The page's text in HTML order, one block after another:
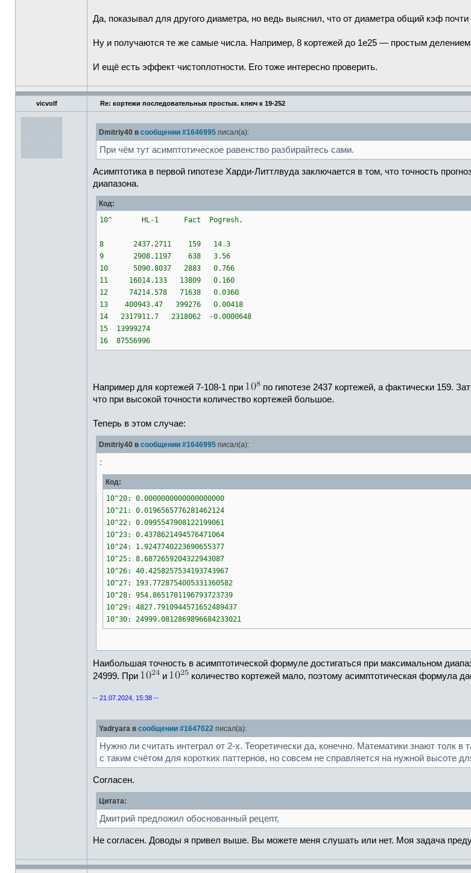
Да, показывал для другого диаметра, но ведь выяснил, что от диаметра общий кэф почти
Ну и получаются те же самые числа. Например, 8 кортежей до 1е25 — простым делением
И ещё есть эффект чистоплотности. Его тоже интересно проверить.
vicvolf Re: кортежи последовательных простых. ключ к 19-252
Dmitriy40 в сообщении #1646995 писал(а):
При чём тут асимптотическое равенство разбирайтесь сами.
Асимптотика в первой гипотезе Харди-Литтлвуда заключается в том, что точность
диапазона.
Код:
10^ HL-1 Fact Pogresh.
8 2437.2711 159 14.3
9 2908.1197 638 3.56
10 5090.8037 2883 0.766
11 16014.133 13809 0.160
12 74214.578 71638 0.0360
13 400943.47 399276 0.00418
14 2317911.7 2318062 -0.0000648
15 13999274
16 87556996
Например для кортежей 7-108-1 при по гипотезе 2437 кортежей, а фактически 159.
что при высокой точности количество кортежей большое.
Теперь в этом случае:
Dmitriy40 в сообщении #1646995 писал(а):
:
Код:
10^20: 0.0000000000000000000
10^21: 0.0196565776281462124
10^22: 0.0995547908122199061
10^23: 0.4378621494576471064
10^24: 1.9247740223690655377
10^25: 8.6872659204322943087
10^26: 40.4258257534193743967
10^27: 193.7728754005331360582
10^28: 954.8651781196793723739
10^29: 4827.7910944571652489437
10^30: 24999.0812869896684233021
Наибольшая точность в асимптотической формуле достигаться при максимальном
24999. При
и количество кортежей мало, поэтому асимптотическая формула
-- 21.07.2024, 15:38 --
Yadryara в сообщении #1647022 писал(а):
Нужно ли считать интеграл от 2-х. Теоретически да, конечно. Математики знают толк
с таким счётом для коротких паттернов, но совсем не справляется на нужной высоте
Согласен.
Цитата:
Дмитрий предложил обоснованный рецепт,
Не согласен. Доводы я привел выше. Вы можете меня слушать или нет. Моя задача